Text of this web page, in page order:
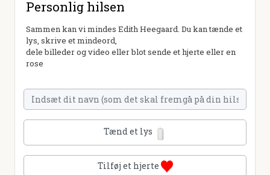
Personlig hilsen
Sammen kan vi mindes Edith Heegaard. Du kan tænde et
lys, skrive et mindeord,
dele billeder og video eller blot sende et hjerte eller en
rose
Tænd et lys
Tilføj et hjerte